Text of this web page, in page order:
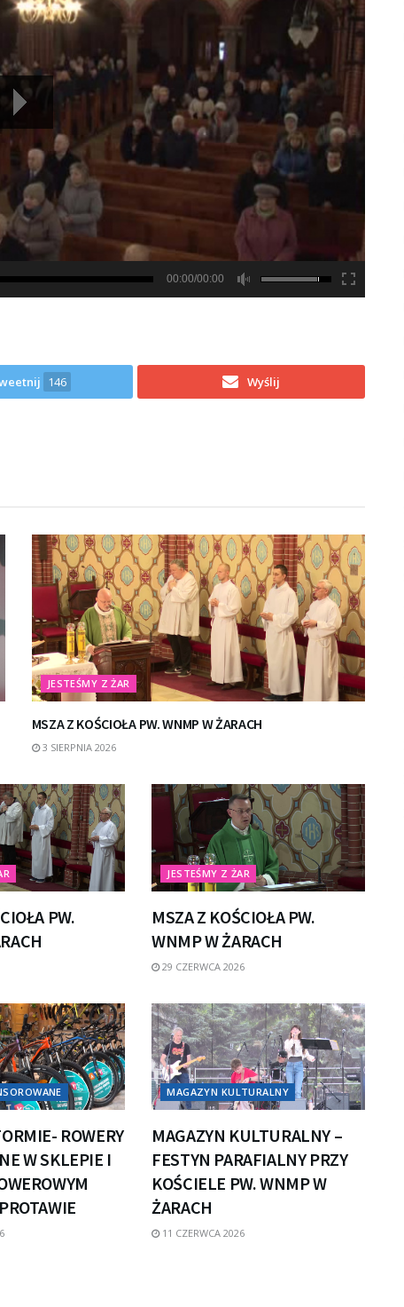
00:00/00:00
146 Wyślij
JESTEŚMY Z ŻAR
MSZA Z KOŚCIOŁA PW. WNMP W ŻARACH
3 SIERPNIA 2026
PW.
JESTEŚMY Z ŻAR
MSZA Z KOŚCIOŁA PW.
WNMP W ŻARACH
29 CZERWCA 2026
ROWERY
W SKLEPIE I
MAGAZYN KULTURALNY
MAGAZYN KULTURALNY –
FESTYN PARAFIALNY PRZY
KOŚCIELE PW. WNMP W
ŻARACH
11 CZERWCA 2026